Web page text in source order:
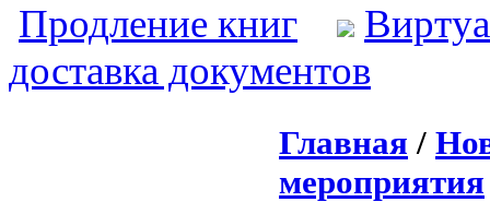
Продление книг
доставка документов
Главная /
мероприятия